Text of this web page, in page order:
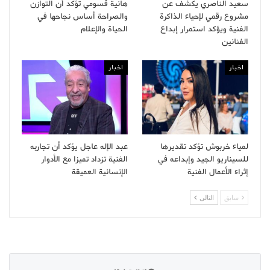
سعيد الناصري يكشف عن
مشروع رقمي لإحياء الذاكرة
الفنية ويؤكد استمرار إبداع
الفنانين
هانية قسومي تؤكد أن التوازن
والصراحة أساس نجاحها في
الحياة والإعلام
اخبار
لمياء خربوش تؤكد تقديرها
للسيناريو الجيد وإبداعه في
إثراء الأعمال الفنية
اخبار
عبد الإله عاجل يؤكد أن تجاربه
الفنية تزداد تميزا مع الأدوار
الإنسانية العميقة
سابق التالى